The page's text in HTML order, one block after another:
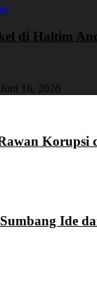
di Haltim
Juni 16, 2026
Korupsi
Ide